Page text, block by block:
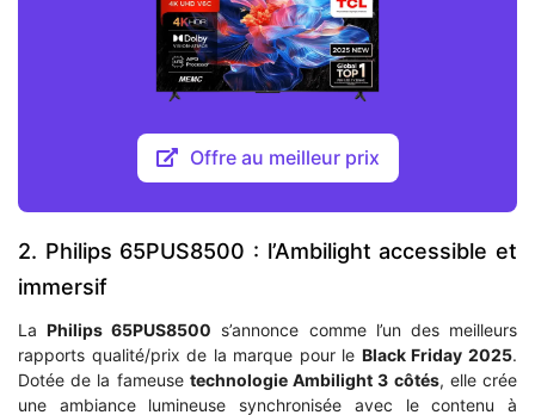
Offre au meilleur prix
2. Philips 65PUS8500 : l’Ambilight accessible et
immersif
LaPhilips 65PUS8500 s’annonce comme l’un des meilleurs
rapports qualité/prix de la marque pour le Black Friday 2025.
Dotée de la fameuse technologie Ambilight 3 côtés, elle crée
une ambiance lumineuse synchronisée avec le contenu à